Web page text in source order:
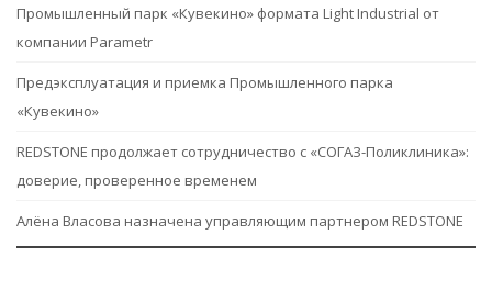
Промышленный парк «Кувекино» формата Light Industrial от
компании Parametr
Предэксплуатация и приемка Промышленного парка
«Кувекино»
REDSTONE продолжает сотрудничество с «СОГАЗ-Поликлиника»:
доверие, проверенное временем
Алёна Власова назначена управляющим партнером REDSTONE